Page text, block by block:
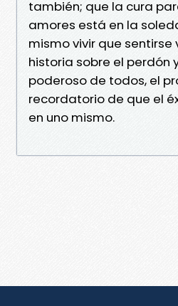
también; que la cura
amores está en la
mismo vivir que sentirse
historia sobre el perdón
poderoso de todos, el
recordatorio de que el
en uno mismo.